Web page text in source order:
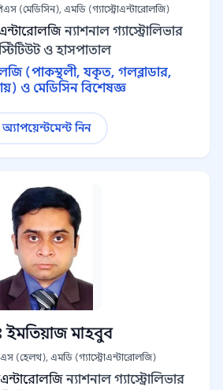
(মেডিসিন), এমডি (গ্যাস্ট্রোএন্টারোলজি)
ন্যাশনাল গ্যাস্ট্রোলিভার
ও হাসপাতাল
(পাকস্থলী, যকৃত, গলব্লাডার,
ও মেডিসিন বিশেষজ্ঞ
অ্যাপয়েন্টমেন্ট নিন
ইমতিয়াজ মাহবুব
(হেলথ), এমডি (গ্যাস্ট্রোএন্টারোলজি)
ন্যাশনাল গ্যাস্ট্রোলিভার